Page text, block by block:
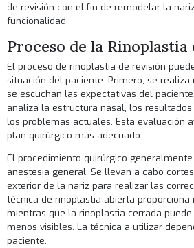
de revisión con el fin de remodelar la
funcionalidad.
Proceso de la Rinoplastia
El proceso de rinoplastia de revisión
situación del paciente. Primero, se
se escuchan las expectativas del
analiza la estructura nasal, los
los problemas actuales. Esta evaluación
plan quirúrgico más adecuado.
El procedimiento quirúrgico
anestesia general. Se llevan a cabo
exterior de la nariz para realizar las
técnica de rinoplastia abierta proporciona
mientras que la rinoplastia cerrada
menos visibles. La técnica a utilizar
paciente.